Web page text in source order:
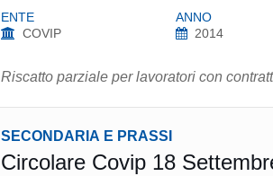
ENTE
COVIP
ANNO
2014
Riscatto parziale per lavoratori con
SECONDARIA E PRASSI
Circolare Covip 18